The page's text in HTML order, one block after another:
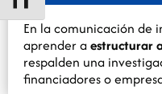
En la comunicación de
aprender aestructurar
respalden una
financiadores o